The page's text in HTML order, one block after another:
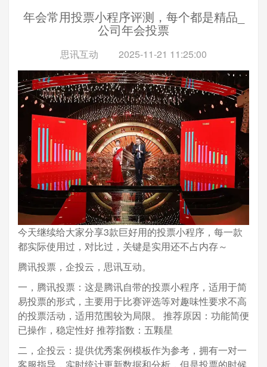
年会常用投票小程序评测，每个都是精品_
公司年会投票
思讯互动 2025-11-21 11:25:00
今天继续给大家分享3款巨好用的投票小程序，每一款
都实际使用过，对比过，关键是实用还不占内存～
腾讯投票，企投云，思讯互动。
一，腾讯投票：这是腾讯自带的投票小程序，适用于简
易投票的形式，主要用于比赛评选等对趣味性要求不高
的投票活动，适用范围较为局限。 推荐原因：功能简便
已操作，稳定性好 推荐指数：五颗星
二，企投云：提供优秀案例模板作为参考，拥有一对一
客服指导，实时统计更新数据和分析，但是投票的时候